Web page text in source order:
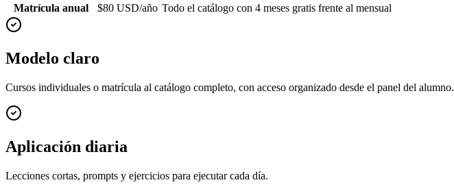
Matrícula anual
$80 USD/año Todo el catálogo con 4 meses gratis frente al mensual
Modelo claro
Cursos individuales o matrícula al catálogo completo, con acceso organizado desde el panel del alumno.
Aplicación diaria
Lecciones cortas, prompts y ejercicios para ejecutar cada día.